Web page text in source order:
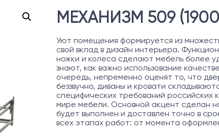
МЕХАНИЗМ 509
Уют помещения формируется из
свой вклад в дизайн интерьера.
ножки и колеса сделают мебель более
знают, как важно использование
очередь, непременно оценят то, что
беззвучно, диваны и кровати
специфических требований
мире мебели. Основной акцент сделан
будет выполнен и доставлен точно в
всех этапах работ: от момента